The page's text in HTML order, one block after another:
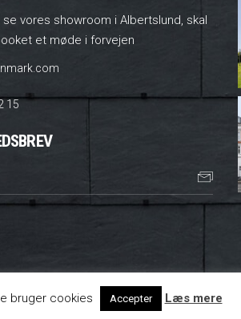
vores showroom i Albertslund, skal
et møde i forvejen
15
Instagram | Facebook
bruger cookies Accepter Læs mere